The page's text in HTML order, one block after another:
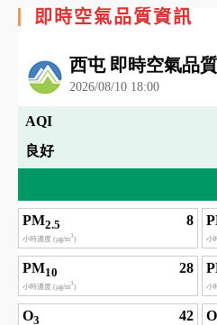
即時空氣品質資訊